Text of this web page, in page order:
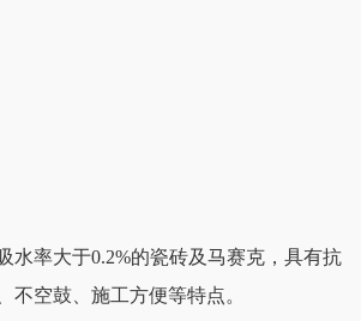
水率大于0.2%的瓷砖及马赛克，具有抗
不空鼓、施工方便等特点。